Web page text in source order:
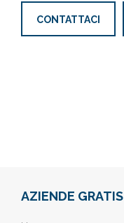
CONTATTACI
AZIENDE GRATIS